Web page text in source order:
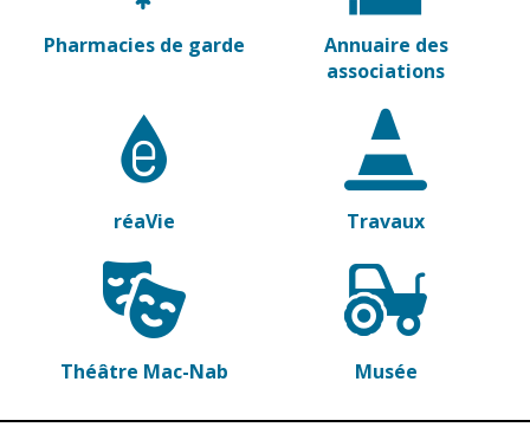
Pharmacies de garde
Annuaire des
associations
réaVie Travaux
Théâtre Mac-Nab Musée